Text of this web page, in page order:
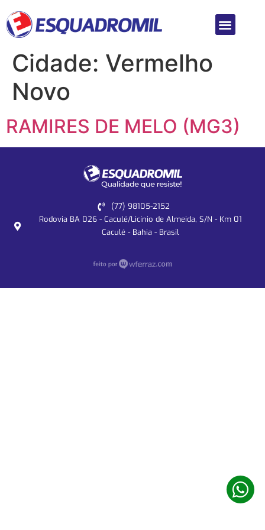
Cidade: Vermelho
Novo
RAMIRES DE MELO (MG3)
(77) 98105-2152
Rodovia BA 026 - Caculé/Licínio de Almeida, S/N - Km 01
Caculé - Bahia - Brasil